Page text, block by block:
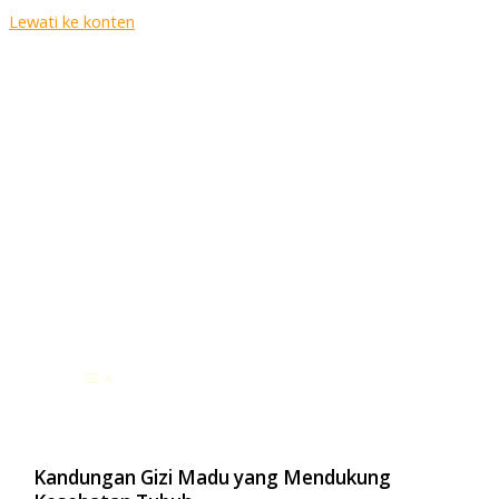
Lewati ke konten
Kandungan Gizi Madu yang Mendukung